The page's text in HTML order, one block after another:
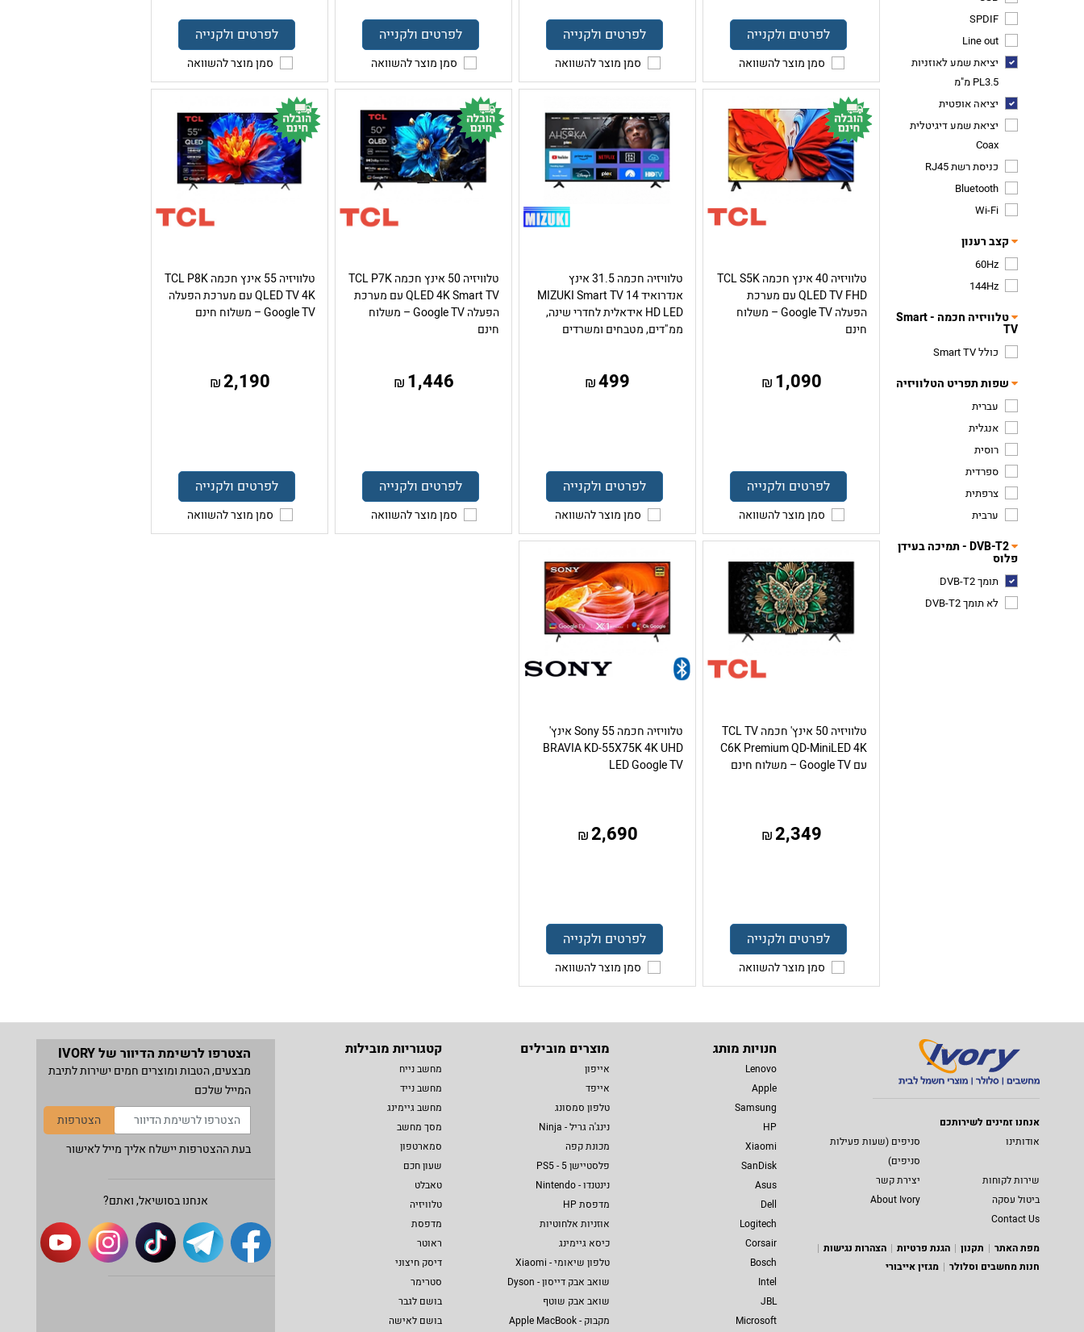
SPDIF
Line out
יציאת שמע לאוזניות
PL3.5 מ"מ
יציאה אופטית
יציאת שמע דיגיטלית
Coax
כניסת רשת RJ45
Bluetooth
Wi-Fi
קצב רענון
60Hz
144Hz
טלוויזיה חכמה - Smart
TV
כולל Smart TV
שפות תפריט הטלוויזיה
עברית
אנגלית
רוסית
ספרדית
צרפתית
ערבית
DVB-T2 - תמיכה בעידן
פלוס
תומך DVB-T2
לא תומך DVB-T2
לפרטים ולקנייה
סמן מוצר להשוואה
לפרטים ולקנייה
סמן מוצר להשוואה
לפרטים ולקנייה
סמן מוצר להשוואה
לפרטים ולקנייה
סמן מוצר להשוואה
טלוויזיה 40 אינץ חכמה TCL S5K
QLED TV FHD עם מערכת
הפעלה Google TV – משלוח
חינם
1,090
₪
לפרטים ולקנייה
סמן מוצר להשוואה
טלוויזיה חכמה 31.5 אינץ
אנדרואיד 14 MIZUKI Smart TV
HD LED אידאלית לחדרי שינה,
ממ"דים, מטבחים ומשרדים
499
₪
לפרטים ולקנייה
סמן מוצר להשוואה
טלוויזיה 50 אינץ חכמה TCL P7K
QLED 4K Smart TV עם מערכת
הפעלה Google TV – משלוח
חינם
1,446
₪
לפרטים ולקנייה
סמן מוצר להשוואה
טלוויזיה 55 אינץ חכמה TCL P8K
QLED TV 4K עם מערכת הפעלה
Google TV – משלוח חינם
2,190
₪
לפרטים ולקנייה
סמן מוצר להשוואה
טלוויזיה 50 אינץ' חכמה TCL TV
C6K Premium QD-MiniLED 4K
עם Google TV – משלוח חינם
2,349
₪
לפרטים ולקנייה
סמן מוצר להשוואה
טלוויזיה חכמה Sony 55 אינץ'
BRAVIA KD-55X75K 4K UHD
LED Google TV
2,690
₪
לפרטים ולקנייה
סמן מוצר להשוואה
אנחנו זמינים לשירותכם
אודותינו
סניפים (שעות פעילות
סניפים)
שירות לקוחות
יצירת קשר
ביטול עסקה
About Ivory
Contact Us
מפת האתר
תקנון הגנת פרטיות
הצהרות נגישות
חנות מחשבים וסלולר
מגזין אייבורי
חנויות מותג
Lenovo
Apple
Samsung
HP
Xiaomi
SanDisk
Asus
Dell
Logitech
Corsair
Bosch
Intel
JBL
Microsoft
מוצרים מובילים
אייפון
אייפד
טלפון סמסונג
נינג'ה גריל - Ninja
מכונת קפה
פלסטיישן 5 - PS5
נינטנדו - Nintendo
מדפסת HP
אוזניות אלחוטיות
כיסא גיימינג
טלפון שיאומי - Xiaomi
שואב אבק דייסון - Dyson
שואב אבק שוטף
מקבוק - Apple MacBook
קטגוריות מובילות
מחשב נייח
מחשב נייד
מחשב גיימינג
מסך מחשב
סמארטפון
שעון חכם
טאבלט
טלוויזיה
מדפסת
ראוטר
דיסק חיצוני
סטרימר
בושם לגבר
בושם לאישה
הצטרפו לרשימת הדיוור של IVORY
מבצעים, הטבות ומוצרים חמים ישירות לתיבת
המייל שלכם
הצטרפות
בעת ההצטרפות יישלח אליך מייל לאישור
אנחנו בסושיאל, ואתם?